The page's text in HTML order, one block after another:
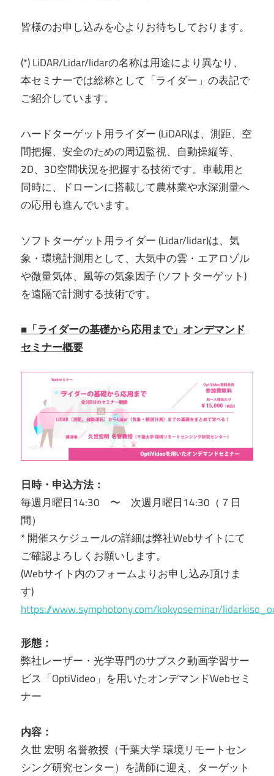
皆様のお申し込みを心よりお待ちしております。
(*) LiDAR/Lidar/lidarの名称は用途により異なり、
本セミナーでは総称として「ライダー」の表記で
ご紹介しています。
ハードターゲット用ライダー (LiDAR)は、測距、空
間把握、安全のための周辺監視、自動操縦等、
2D、3D空間状況を把握する技術です。車載用と
同時に、ドローンに搭載して農林業や水深測量へ
の応用も進んでいます。
ソフトターゲット用ライダー (Lidar/lidar)は、気
象・環境計測用として、大気中の雲・エアロゾル
や微量気体、風等の気象因子 (ソフトターゲット)
を遠隔で計測する技術です。
■「ライダーの基礎から応用まで」オンデマンド
セミナー概要
日時・申込方法：
毎週月曜日14:30 〜 次週月曜日14:30（７日
間）
* 開催スケジュールの詳細は弊社Webサイトにて
ご確認よろしくお願いします。
(Webサイト内のフォームよりお申し込み頂けま
す)
https://www.symphotony.com/kokyoseminar/
形態：
弊社レーザー・光学専門のサブスク動画学習サー
ビス「OptiVideo」を用いたオンデマンドWebセミ
ナー
内容：
久世 宏明 名誉教授（千葉大学 環境リモートセン
シング研究センター）を講師に迎え、ターゲット